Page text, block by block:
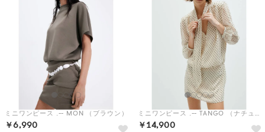
ミニワンピース .-- MON （ブラウン）
￥6,990
ミニワンピース .-- TANGO （ナチュラルホワイト）
￥14,900